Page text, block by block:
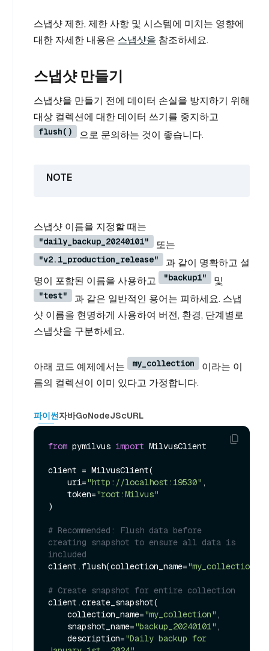
스냅샷 제한, 제한 사항 및 시스템에 미치는 영향에
대한 자세한 내용은 스냅샷을 참조하세요.
스냅샷 만들기
스냅샷을 만들기 전에 데이터 손실을 방지하기 위해
대상 컬렉션에 대한 데이터 쓰기를 중지하고
flush() 으로 문의하는 것이 좋습니다.
스냅샷 이름을 지정할 때는
"daily_backup_20240101" 또는
"v2.1_production_release"
과 같이 명확하고 설
명이 포함된 이름을 사용하고
"backup1" 및
"test"
과 같은 일반적인 용어는 피하세요. 스냅
샷 이름을 현명하게 사용하여 버전, 환경, 단계별로
스냅샷을 구분하세요.
아래 코드 예제에서는 my_collection
이라는 이
름의 컬렉션이 이미 있다고 가정합니다.
파이썬자바GoNodeJScURL
from pymilvus import MilvusClient
client = MilvusClient(
    uri=
"http://localhost:19530" ,
    token=
"root:Milvus"
)
# Recommended: Flush data before
creating snapshot to ensure all data is
included
client.flush(collection_name="my_collection"
# Create snapshot for entire collection
client.create_snapshot(
    collection_name=
"my_collection" ,
    snapshot_name=
"backup_20240101" ,
    description=
"Daily backup for